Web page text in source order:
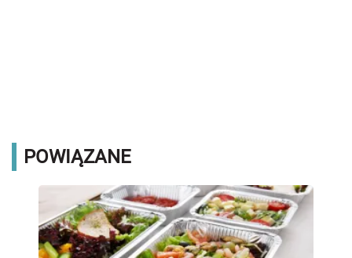
POWIĄZANE